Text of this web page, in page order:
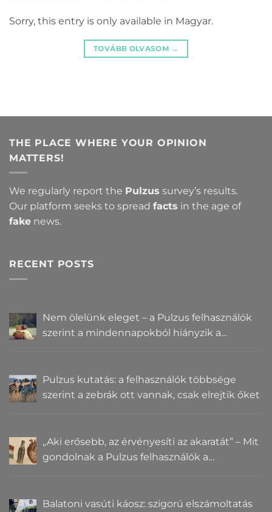
Sorry, this entry is only available in Magyar.
TOVÁBB OLVASOM →
THE PLACE WHERE YOUR OPINION
MATTERS!
We regularly report the Pulzus survey’s results.
Our platform seeks to spread facts in the age of
fake news.
RECENT POSTS
Nem ölelünk eleget – a Pulzus felhasználók
szerint a mindennapokból hiányzik a
Pulzus kutatás: a felhasználók többsége
szerint a zebrák ott vannak, csak elrejtik őket
„Aki erősebb, az érvényesíti az akaratát” – Mit
gondolnak a Pulzus felhasználók a
Balatoni vasúti káosz: szigorú elszámoltatás